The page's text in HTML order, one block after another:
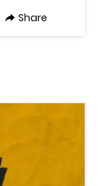
Bronze
Share